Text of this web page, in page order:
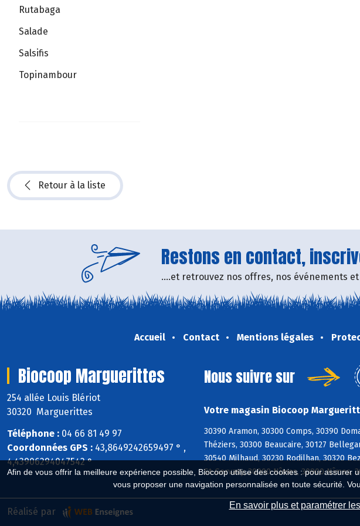
Afin de vous offrir la meilleure expérience possible, Biocoop utilise des cookies : pour
vous proposer une navigation personnalisée en toute sécurité.
En savoir plus et paramétrer
Rutabaga
Salade
Salsifis
Topinambour
Retour à la liste
Restons en contact,
....et retrouvez nos offres, nos événements
Accueil Contact Mentions légales
Biocoop Marguerittes
254 allée Louis Blériot
30320 Marguerittes
Téléphone : 04 66 81 49 97
Coordonnées GPS : 43,8649242659497 ° ,
4,43906294047542 °
Nous suivre sur
Votre magasin Biocoop
30390 Aramon, 30300 Comps, 30390
Théziers, 30300 Beaucaire, 30127
30540 Milhaud, 30230 Rodilhan, 30320
St-Gervasy, 30000 Nîmes, 30900 Nîmes,
Réalisé par